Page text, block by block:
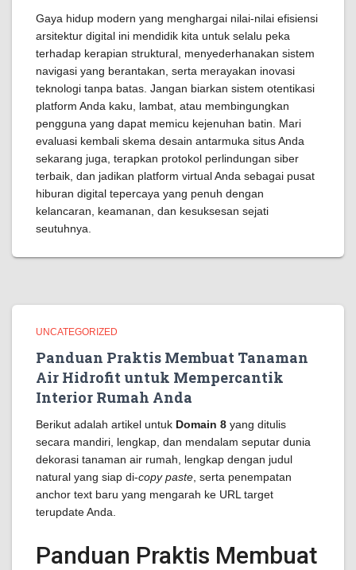
Gaya hidup modern yang menghargai nilai-nilai efisiensi
arsitektur digital ini mendidik kita untuk selalu peka
terhadap kerapian struktural, menyederhanakan sistem
navigasi yang berantakan, serta merayakan inovasi
teknologi tanpa batas. Jangan biarkan sistem otentikasi
platform Anda kaku, lambat, atau membingungkan
pengguna yang dapat memicu kejenuhan batin. Mari
evaluasi kembali skema desain antarmuka situs Anda
sekarang juga, terapkan protokol perlindungan siber
terbaik, dan jadikan platform virtual Anda sebagai pusat
hiburan digital tepercaya yang penuh dengan
kelancaran, keamanan, dan kesuksesan sejati
seutuhnya.
UNCATEGORIZED
Panduan Praktis Membuat Tanaman
Air Hidrofit untuk Mempercantik
Interior Rumah Anda
Berikut adalah artikel untuk Domain 8 yang ditulis
secara mandiri, lengkap, dan mendalam seputar dunia
dekorasi tanaman air rumah, lengkap dengan judul
natural yang siap di-copy paste , serta penempatan
anchor text baru yang mengarah ke URL target
terupdate Anda.
Panduan Praktis Membuat